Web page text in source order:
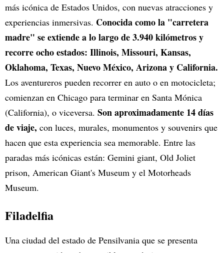
más icónica de Estados Unidos, con nuevas atracciones y
experiencias inmersivas. Conocida como la "carretera
madre" se extiende a lo largo de 3.940 kilómetros y
recorre ocho estados: Illinois, Missouri, Kansas,
Oklahoma, Texas, Nuevo México, Arizona y California.
Los aventureros pueden recorrer en auto o en motocicleta;
comienzan en Chicago para terminar en Santa Mónica
(California), o viceversa. Son aproximadamente 14 días
de viaje, con luces, murales, monumentos y souvenirs que
hacen que esta experiencia sea memorable. Entre las
paradas más icónicas están: Gemini giant, Old Joliet
prison, American Giant's Museum y el Motorheads
Museum.
Filadelfia
Una ciudad del estado de Pensilvania que se presenta